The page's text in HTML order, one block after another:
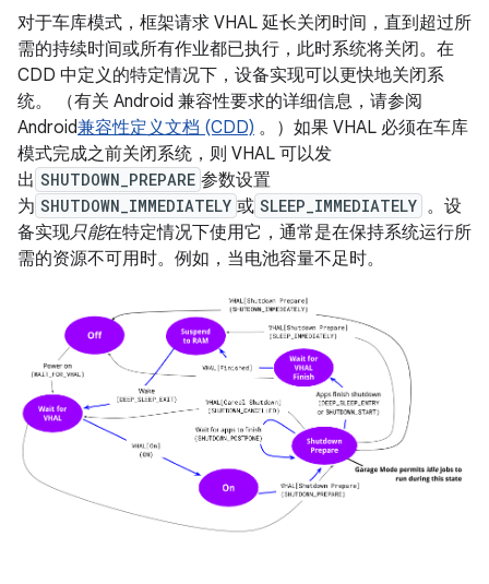
对于车库模式，框架请求 VHAL 延长关闭时间，直到超过所
需的持续时间或所有作业都已执行，此时系统将关闭。在
CDD 中定义的特定情况下，设备实现可以更快地关闭系
统。 （有关 Android 兼容性要求的详细信息，请参阅
Android兼容性定义文档 (CDD) 。）如果 VHAL 必须在车库
模式完成之前关闭系统，则 VHAL 可以发
出 SHUTDOWN_PREPARE 参数设置
为 SHUTDOWN_IMMEDIATELY 或 SLEEP_IMMEDIATELY 。设
备实现只能在特定情况下使用它，通常是在保持系统运行所
需的资源不可用时。例如，当电池容量不足时。